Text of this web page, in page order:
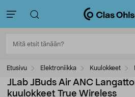
Etusivu Elektroniikka Kuulokkeet
JLab JBuds Air ANC
kuulokkeet True Wireless